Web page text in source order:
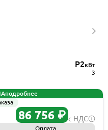
P2кВт
3
подробнее
86 756 ₽ с НДС
Оплата